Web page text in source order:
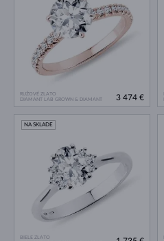
RUŽOVÉ ZLATO
DIAMANT LAB GROWN & DIAMANT
3 474 €
BIELE ZLATO
NA SKLADE